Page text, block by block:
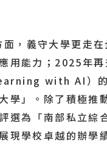
，義守大學更走在
用能力；2025年
with AI）的
學」。除了積極推
選為「南部私立
現學校卓越的辦學